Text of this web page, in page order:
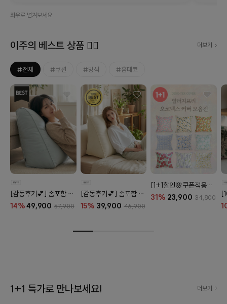
좌우로 넘겨보세요
이주의 베스트 상품 ❤‍🔥 더보기
#전체 #쿠션 #방석 #홈데코
[감동후기💕] 솜포함 라운드 탄탄 프리미엄 등쿠션 (26color)
14%49,900 57,900
[감동후기💕] 솜포함 삼각 프리미엄 탄탄 등쿠션 (26color)
15% 39,900 46,900
[1+1할인🌸쿠폰적용X] 오코텍스 플라워 라이프 패턴 20종
31% 23,900 34,800
1+1 특가로 만나보세요! 더보기